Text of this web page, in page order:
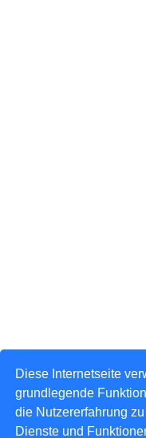
Diese Internetseite
grundlegende
die Nutzererfahrung
Dienste und